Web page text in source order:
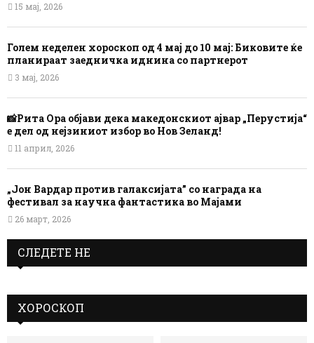
15 мај, 2026
Голем неделен хороскоп од 4 мај до 10 мај: Биковите ќе
планираат заедничка иднина со партнерот
3 мај, 2026
📸Рита Ора објави дека македонскиот ајвар „Перустија“
е дел од нејзиниот избор во Нов Зеланд!
11 април, 2026
„Јон Вардар против галаксијата” со награда на
фестивал за научна фантастика во Мајами
26 март, 2026
СЛЕДЕТЕ НЕ
ХОРОСКОП